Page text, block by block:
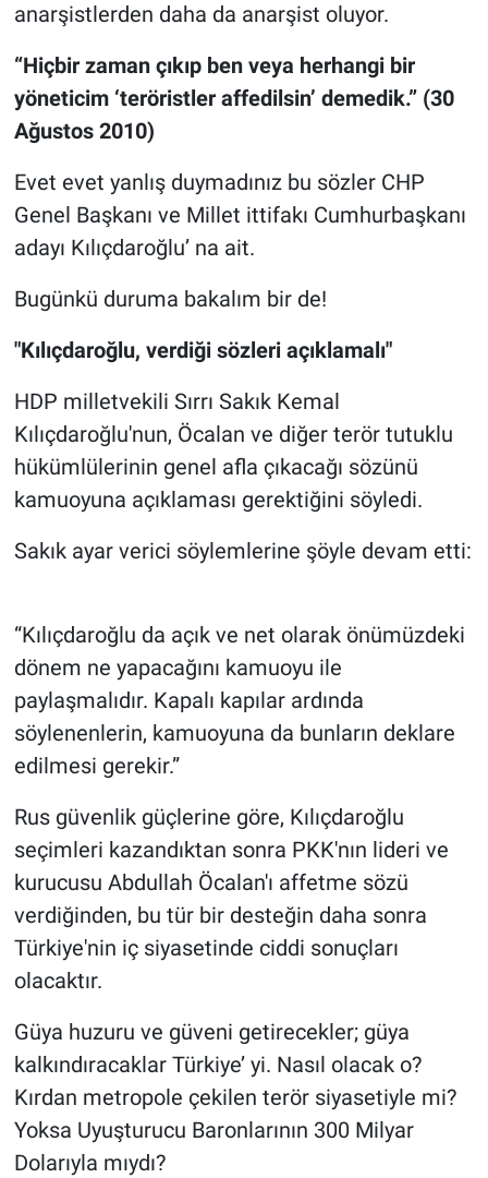
anarşistlerden daha da anarşist oluyor.
“Hiçbir zaman çıkıp ben veya herhangi bir
yöneticim ‘teröristler affedilsin’ demedik.” (30
Ağustos 2010)
Evet evet yanlış duymadınız bu sözler CHP
Genel Başkanı ve Millet ittifakı Cumhurbaşkanı
adayı Kılıçdaroğlu’ na ait.
Bugünkü duruma bakalım bir de!
"Kılıçdaroğlu, verdiği sözleri açıklamalı"
HDP milletvekili Sırrı Sakık Kemal
Kılıçdaroğlu'nun, Öcalan ve diğer terör tutuklu
hükümlülerinin genel afla çıkacağı sözünü
kamuoyuna açıklaması gerektiğini söyledi.
Sakık ayar verici söylemlerine şöyle devam etti:
“Kılıçdaroğlu da açık ve net olarak önümüzdeki
dönem ne yapacağını kamuoyu ile
paylaşmalıdır. Kapalı kapılar ardında
söylenenlerin, kamuoyuna da bunların deklare
edilmesi gerekir.”
Rus güvenlik güçlerine göre, Kılıçdaroğlu
seçimleri kazandıktan sonra PKK'nın lideri ve
kurucusu Abdullah Öcalan'ı affetme sözü
verdiğinden, bu tür bir desteğin daha sonra
Türkiye'nin iç siyasetinde ciddi sonuçları
olacaktır.
Güya huzuru ve güveni getirecekler; güya
kalkındıracaklar Türkiye’ yi. Nasıl olacak o?
Kırdan metropole çekilen terör siyasetiyle mi?
Yoksa Uyuşturucu Baronlarının 300 Milyar
Dolarıyla mıydı?